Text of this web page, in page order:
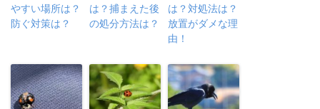
やすい場所は？
防ぐ対策は？
は？捕まえた後
の処分方法は？
は？対処法は？
放置がダメな理
由！